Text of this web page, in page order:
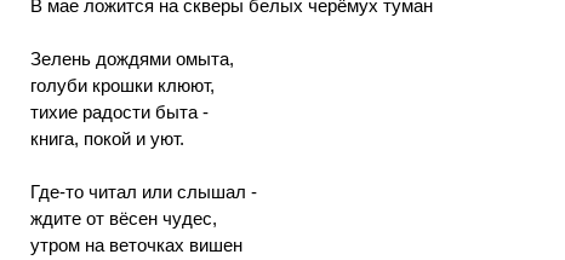
В мае ложится на скверы белых черёмух туман
Зелень дождями омыта,
голуби крошки клюют,
тихие радости быта -
книга, покой и уют.
Где-то читал или слышал -
ждите от вёсен чудес,
утром на веточках вишен